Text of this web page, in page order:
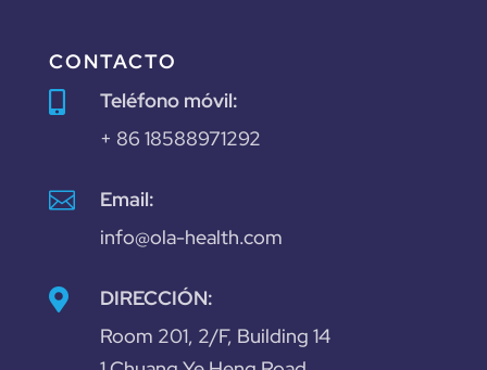
CONTACTO

Teléfono móvil:
+ 86 18588971292

Email:
info@ola-health.com

DIRECCIÓN:
Room 201, 2/F, Building 14